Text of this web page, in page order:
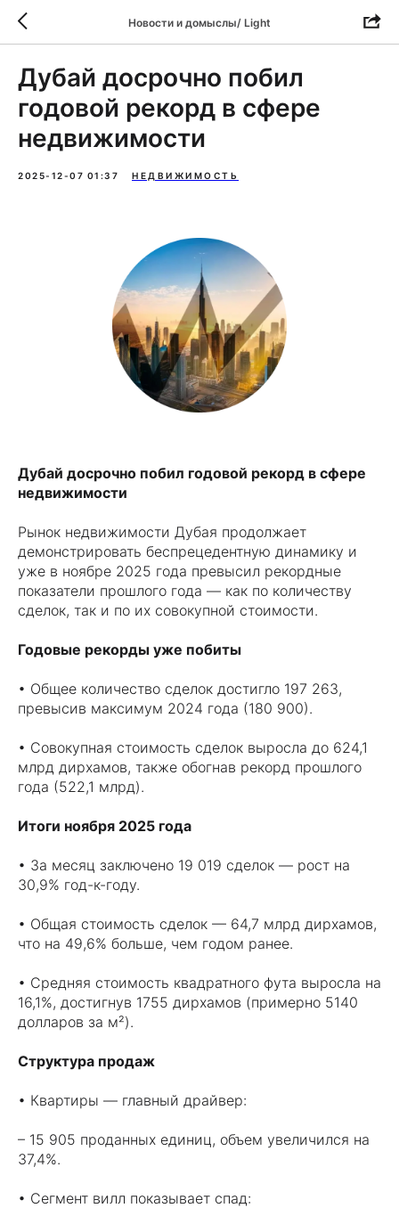
Новости и домыслы/ Light
Дубай досрочно побил
годовой рекорд в сфере
недвижимости
2025-12-07 01:37 НЕДВИЖИМОСТЬ
Дубай досрочно побил годовой рекорд в сфере
недвижимости
Рынок недвижимости Дубая продолжает
демонстрировать беспрецедентную динамику и
уже в ноябре 2025 года превысил рекордные
показатели прошлого года — как по количеству
сделок, так и по их совокупной стоимости.
Годовые рекорды уже побиты
• Общее количество сделок достигло 197 263,
превысив максимум 2024 года (180 900).
• Совокупная стоимость сделок выросла до 624,1
млрд дирхамов, также обогнав рекорд прошлого
года (522,1 млрд).
Итоги ноября 2025 года
• За месяц заключено 19 019 сделок — рост на
30,9% год-к-году.
• Общая стоимость сделок — 64,7 млрд дирхамов,
что на 49,6% больше, чем годом ранее.
• Средняя стоимость квадратного фута выросла на
16,1%, достигнув 1755 дирхамов (примерно 5140
долларов за м²).
Структура продаж
• Квартиры — главный драйвер:
– 15 905 проданных единиц, объем увеличился на
37,4%.
• Сегмент вилл показывает спад: